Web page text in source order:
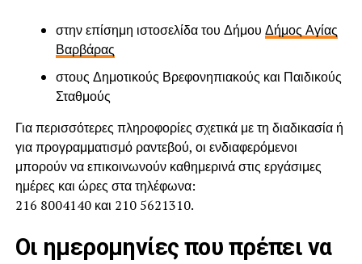
στην επίσημη ιστοσελίδα του Δήμου Δήμος Αγίας
Βαρβάρας
στους Δημοτικούς Βρεφονηπιακούς και Παιδικούς
Σταθμούς
Για περισσότερες πληροφορίες σχετικά με τη διαδικασία ή
για προγραμματισμό ραντεβού, οι ενδιαφερόμενοι
μπορούν να επικοινωνούν καθημερινά στις εργάσιμες
ημέρες και ώρες στα τηλέφωνα:
216 8004140 και 210 5621310.
Οι ημερομηνίες που πρέπει να